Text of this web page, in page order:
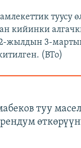
туусу
кийинки
жылдын 3-
(BTo)
туу